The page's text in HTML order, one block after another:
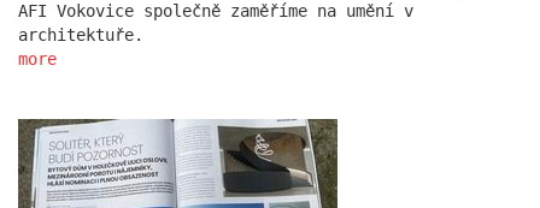
AFI Vokovice společně zaměříme na umění v
architektuře.
more